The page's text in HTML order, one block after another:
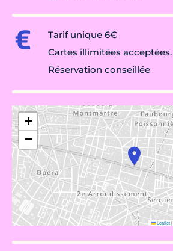
Tarif unique 6€
Cartes illimitées acceptées.
Réservation conseillée
+
−
Leaflet|